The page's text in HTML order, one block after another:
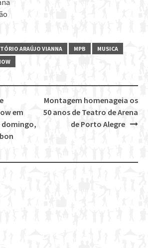
ARAÚJO VIANNA MPB
MUSICA
Montagem homenageia os
50 anos de Teatro de Arena
de Porto Alegre
em
domingo,